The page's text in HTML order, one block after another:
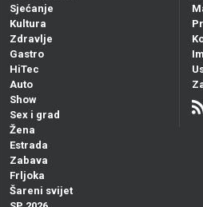
Sjećanje
Kultura
Zdravlje
Gastro
HiTec
Auto
Show
Sex i grad
Žena
Estrada
Zabava
Frljoka
Šareni svijet